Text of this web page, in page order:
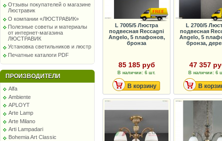
Отзывы покупателей о магазине
Люстравик
О компании «ЛЮСТРАВИК»
Полезные советы и материалы
от интернет-магазина
ЛЮСТРАВИК
Установка светильников и люстр
Печатные каталоги PDF
ПРОИЗВОДИТЕЛИ
Alfa
Ambiente
APLOYT
Arte Lamp
Arte Milano
Arti Lampadari
Bohemia Art Classic
L 7005/5 Люстра
подвесная Reccagni
Angelo, 5 плафонов,
бронза
85 185 руб
В наличии: 6 шт.
В корзину
L 2700/5
подвесная
Angelo, 5
бронза,
47 357
В наличии: 6
В